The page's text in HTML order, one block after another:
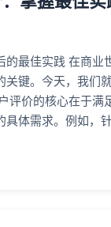
的最佳实践 在商
键。今天，我们
评价的核心在于
体需求。例如，